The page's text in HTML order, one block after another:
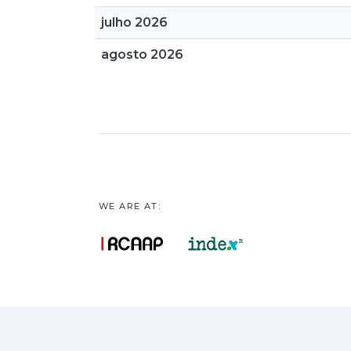
julho 2026
agosto 2026
WE ARE AT: